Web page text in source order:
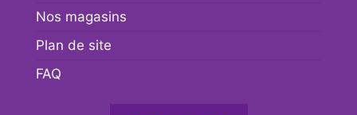
Nos magasins
Plan de site
FAQ